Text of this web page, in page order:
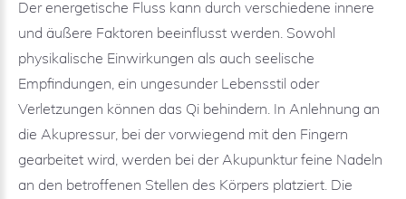
Der energetische Fluss kann durch verschiedene innere
und äußere Faktoren beeinflusst werden. Sowohl
physikalische Einwirkungen als auch seelische
Empfindungen, ein ungesunder Lebensstil oder
Verletzungen können das Qi behindern. In Anlehnung an
die Akupressur, bei der vorwiegend mit den Fingern
gearbeitet wird, werden bei der Akupunktur feine Nadeln
an den betroffenen Stellen des Körpers platziert. Die